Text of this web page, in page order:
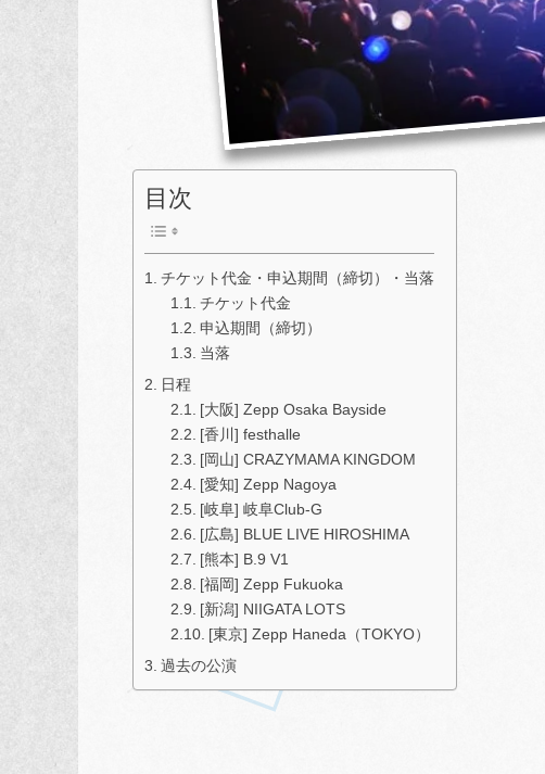
目次
チケット代金・申込期間（締切）・当落
チケット代金
申込期間（締切）
当落
日程
[大阪] Zepp Osaka Bayside
[香川] festhalle
[岡山] CRAZYMAMA KINGDOM
[愛知] Zepp Nagoya
[岐阜] 岐阜Club-G
[広島] BLUE LIVE HIROSHIMA
[熊本] B.9 V1
[福岡] Zepp Fukuoka
[新潟] NIIGATA LOTS
[東京] Zepp Haneda（TOKYO）
過去の公演